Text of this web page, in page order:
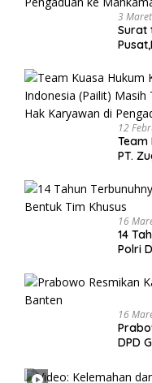
3
Surat
12
Team
PT.
16
14
Polri
16
DPD